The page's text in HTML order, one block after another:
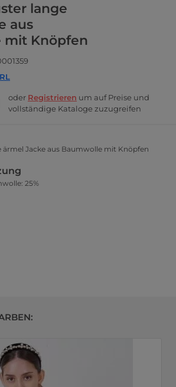
lange
aus
mit Knöpfen
oder Registrieren um auf Preise und
vollständige Kataloge zuzugreifen
Jacke aus Baumwolle mit Knöpfen
25%